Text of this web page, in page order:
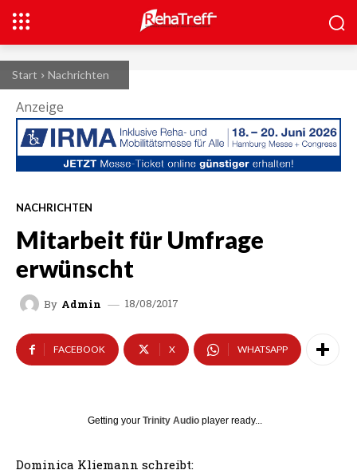
Start Nachrichten
Anzeige
NACHRICHTEN
Mitarbeit für Umfrage
erwünscht
By Admin 18/08/2017
FACEBOOK X WHATSAPP
Getting your Trinity Audio player ready...
Dominica Kliemann schreibt: